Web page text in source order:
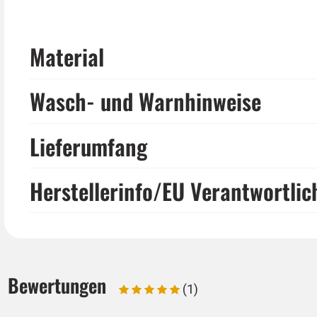
Material
Wasch- und Warnhinweise
Lieferumfang
Herstellerinfo/EU
Bewertungen (1)